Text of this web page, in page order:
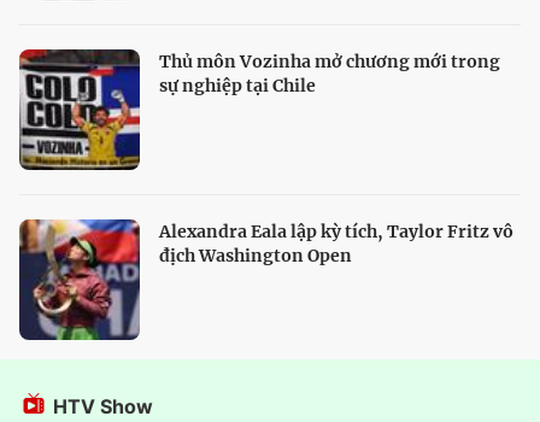
Thủ môn Vozinha mở chương mới trong
sự nghiệp tại Chile
Alexandra Eala lập kỳ tích, Taylor Fritz vô
địch Washington Open
HTV Show